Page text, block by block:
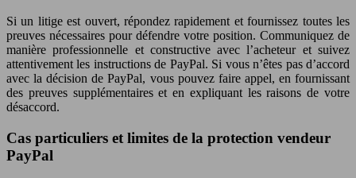
Si un litige est ouvert, répondez rapidement et fournissez toutes les
preuves nécessaires pour défendre votre position. Communiquez de
manière professionnelle et constructive avec l’acheteur et suivez
attentivement les instructions de PayPal. Si vous n’êtes pas d’accord
avec la décision de PayPal, vous pouvez faire appel, en fournissant
des preuves supplémentaires et en expliquant les raisons de votre
désaccord.
Cas particuliers et limites de la protection vendeur
PayPal